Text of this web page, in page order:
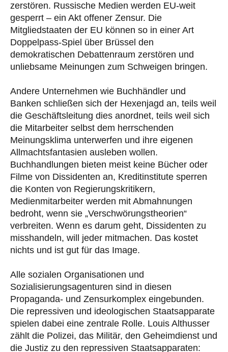
zerstören. Russische Medien werden EU-weit
gesperrt – ein Akt offener Zensur. Die
Mitgliedstaaten der EU können so in einer Art
Doppelpass-Spiel über Brüssel den
demokratischen Debattenraum zerstören und
unliebsame Meinungen zum Schweigen bringen.
Andere Unternehmen wie Buchhändler und
Banken schließen sich der Hexenjagd an, teils weil
die Geschäftsleitung dies anordnet, teils weil sich
die Mitarbeiter selbst dem herrschenden
Meinungsklima unterwerfen und ihre eigenen
Allmachtsfantasien ausleben wollen.
Buchhandlungen bieten meist keine Bücher oder
Filme von Dissidenten an, Kreditinstitute sperren
die Konten von Regierungskritikern,
Medienmitarbeiter werden mit Abmahnungen
bedroht, wenn sie „Verschwörungstheorien“
verbreiten. Wenn es darum geht, Dissidenten zu
misshandeln, will jeder mitmachen. Das kostet
nichts und ist gut für das Image.
Alle sozialen Organisationen und
Sozialisierungsagenturen sind in diesen
Propaganda- und Zensurkomplex eingebunden.
Die repressiven und ideologischen Staatsapparate
spielen dabei eine zentrale Rolle. Louis Althusser
zählt die Polizei, das Militär, den Geheimdienst und
die Justiz zu den repressiven Staatsapparaten: